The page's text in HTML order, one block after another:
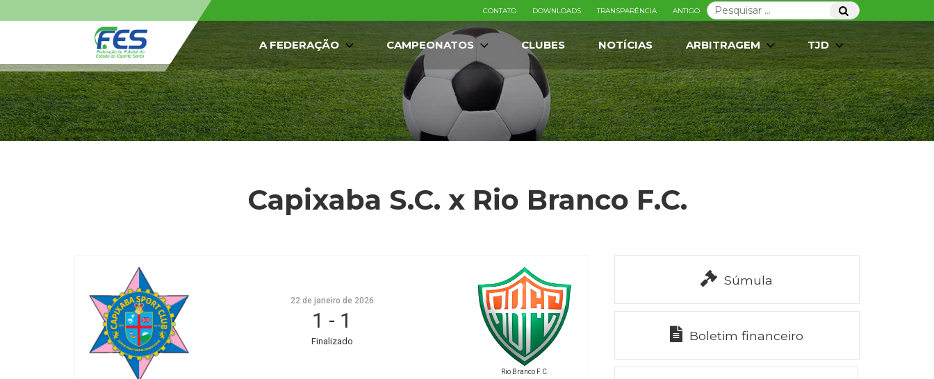
Pesquisar
por:
Pesquisar
CONTATO DOWNLOADS TRANSPARÊNCIA ANTIGO
A FEDERAÇÃO CAMPEONATOS CLUBES NOTÍCIAS ARBITRAGEM TJD
Capixaba S.C. x Rio Branco F.C.
Rio Branco F.C.
22 de janeiro de 2026
1 - 1
Finalizado
Súmula
Boletim financeiro